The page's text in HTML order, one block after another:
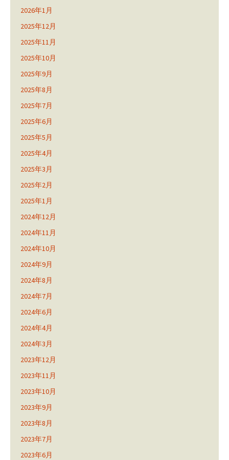
2026年1月
2025年12月
2025年11月
2025年10月
2025年9月
2025年8月
2025年7月
2025年6月
2025年5月
2025年4月
2025年3月
2025年2月
2025年1月
2024年12月
2024年11月
2024年10月
2024年9月
2024年8月
2024年7月
2024年6月
2024年4月
2024年3月
2023年12月
2023年11月
2023年10月
2023年9月
2023年8月
2023年7月
2023年6月